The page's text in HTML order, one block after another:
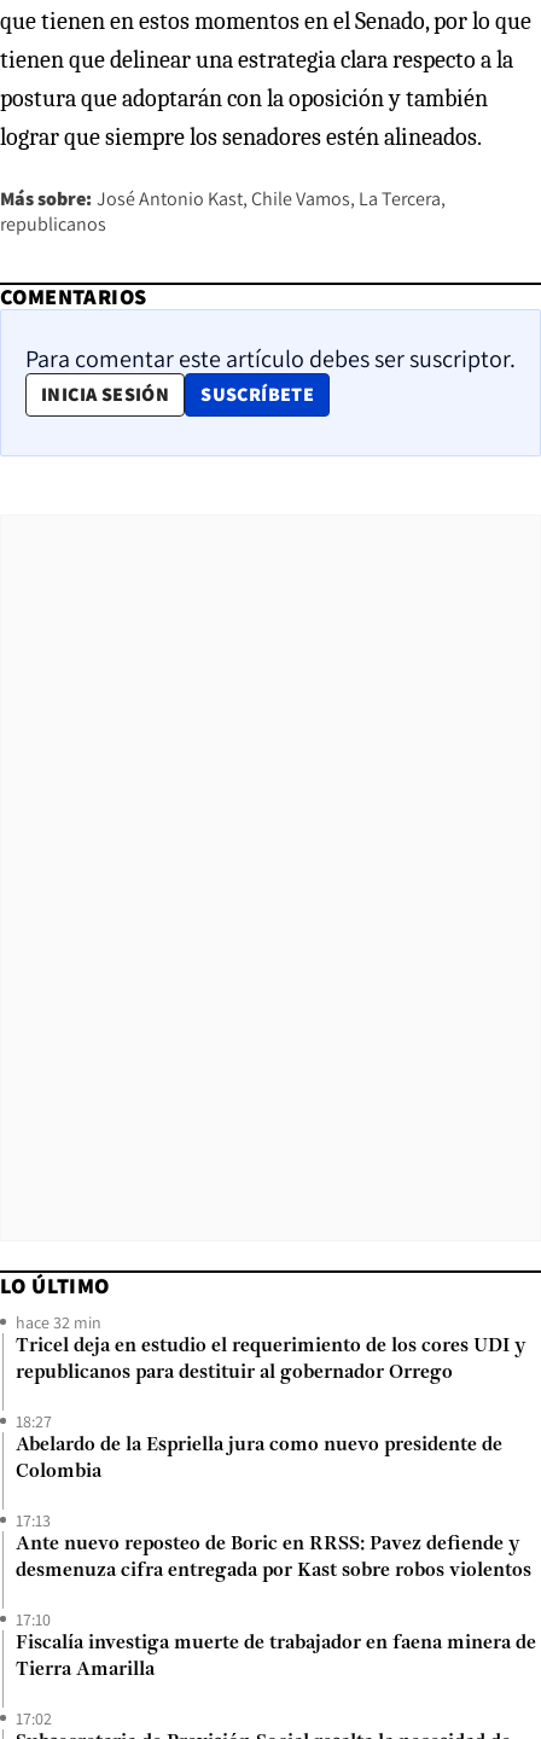
que tienen en estos momentos en el Senado, por lo que
tienen que delinear una estrategia clara respecto a la
postura que adoptarán con la oposición y también
lograr que siempre los senadores estén alineados.
Más sobre: José Antonio Kast Chile Vamos La Tercera
republicanos
COMENTARIOS
Para comentar este artículo debes ser suscriptor.
INICIA SESIÓN SUSCRÍBETE
OPENS IN NEW WINDOW
LO ÚLTIMO
hace 32 min
Tricel deja en estudio el requerimiento de los cores UDI y
republicanos para destituir al gobernador Orrego
18:27
Abelardo de la Espriella jura como nuevo presidente de
Colombia
17:13
Ante nuevo reposteo de Boric en RRSS: Pavez defiende y
desmenuza cifra entregada por Kast sobre robos violentos
17:10
Fiscalía investiga muerte de trabajador en faena minera de
Tierra Amarilla
17:02